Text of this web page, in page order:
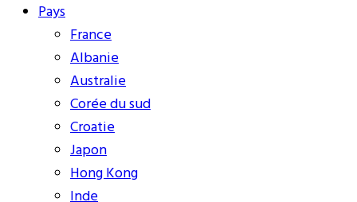
destinations, trouvez les meilleures offres et créez des
souvenirs inoubliables. Explorez le monde à votre façon
et laissez-nous vous guider vers vos prochaines
aventures.
Pays
France
Albanie
Australie
Corée du sud
Croatie
Japon
Hong Kong
Inde